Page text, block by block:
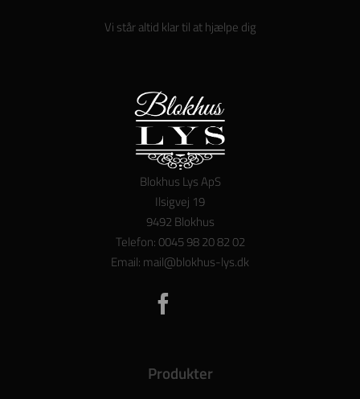
Vi står altid klar til at hjælpe dig
Blokhus Lys ApS
Ilsigvej 19
9492 Blokhus
Telefon: 0045 98 20 82 02
Email: mail@blokhus-lys.dk
Produkter